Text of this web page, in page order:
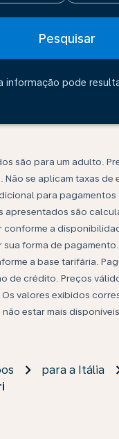
Pesquisar
informação pode
são para um adulto.
se aplicam taxas de
para pagamentos
apresentados são
conforme a
sua forma de
a base tarifária.
de crédito. Preços
. Os valores exibidos
estar mais
para a Itália